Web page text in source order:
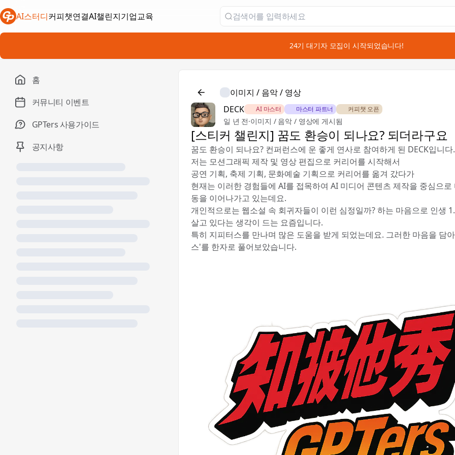
AI스터디커피챗연결
새 탭에서 열림AI챌린지
새 탭에서 열림
기업교육
새 탭에서 열림
📣 24기 대기자 모집이 시작되었습니다!
홈
커뮤니티 이벤트
GPTers 사용가이드
공지사항
이미지 / 음악 / 영상
DECK
🏅 AI 마스터 🎖️ 마스터 파트너 ☕ 커피챗 오픈
일 년 전·이미지 / 음악 / 영상에 게시됨
[스티커 챌린지] 꿈도 환승이 되나요? 되더라구요
꿈도 환승이 되나요? 컨퍼런스에 운 좋게 연사로 참여하게 된 DECK입니다.
저는 모션그래픽 제작 및 영상 편집으로 커리어를 시작해서
공연 기획, 축제 기획, 문화예술 기획으로 커리어를 옮겨 갔다가
현재는 이러한 경험들에 AI를 접목하여 AI 미디어 콘텐츠 제작을 중심으로
동을 이어나가고 있는데요.
개인적으로는 웹소설 속 회귀자들이 이런 심정일까? 하는 마음으로 인생
살고 있다는 생각이 드는 요즘입니다.
특히 지피터스를 만나며 많은 도움을 받게 되었는데요. 그러한 마음을 담
스'를 한자로 풀어보았습니다.